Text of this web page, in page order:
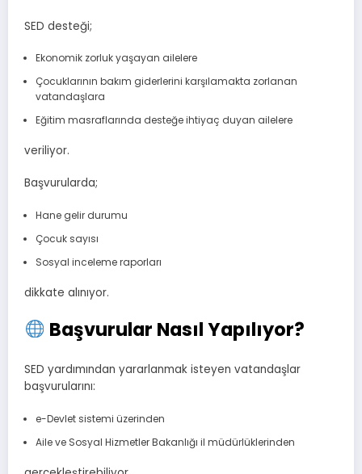
SED desteği;
Ekonomik zorluk yaşayan ailelere
Çocuklarının bakım giderlerini karşılamakta zorlanan
vatandaşlara
Eğitim masraflarında desteğe ihtiyaç duyan ailelere
veriliyor.
Başvurularda;
Hane gelir durumu
Çocuk sayısı
Sosyal inceleme raporları
dikkate alınıyor.
Başvurular Nasıl Yapılıyor?
SED yardımından yararlanmak isteyen vatandaşlar
başvurularını:
e-Devlet sistemi üzerinden
Aile ve Sosyal Hizmetler Bakanlığı il müdürlüklerinden